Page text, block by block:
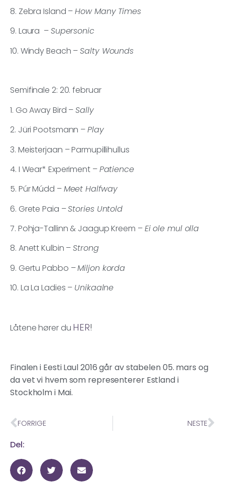
8. Zebra Island –How Many Times
9. Laura –Supersonic
10. Windy Beach –Salty Wounds
Semifinale 2: 20. februar
1. Go Away Bird –Sally
2. Jüri Pootsmann –Play
3. Meisterjaan – Parmupillihullus
4. I Wear* Experiment –Patience
5. Púr Múdd –Meet Halfway
6. Grete Paia –Stories Untold
7. Pohja-Tallinn & Jaagup Kreem –Ei ole mul olla
8. Anett Kulbin –Strong
9. Gertu Pabbo –Miljon korda
10. La La Ladies – Unikaalne
Låtene hører du HER!
Finalen i Eesti Laul 2016 går av stabelen 05. mars og
da vet vi hvem som representerer Estland i
Stockholm i Mai.
FORRIGE NESTE
Del: